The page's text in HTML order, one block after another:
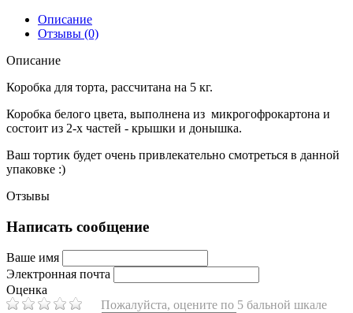
Описание
Отзывы (0)
Описание
Коробка для торта, рассчитана на 5 кг.
Коробка белого цвета, выполнена из микрогофрокартона и
состоит из 2-х частей - крышки и донышка.
Ваш тортик будет очень привлекательно смотреться в данной
упаковке :)
Отзывы
Написать сообщение
Ваше имя
Электронная почта
Оценка
Пожалуйста, оцените по 5 бальной шкале